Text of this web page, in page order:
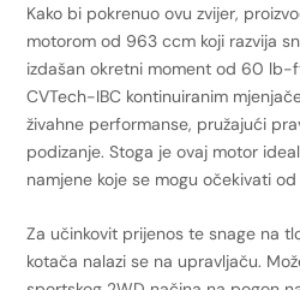
Kako bi pokrenuo ovu zvijer,
motorom od 963 ccm koji razvija
izdašan okretni moment od 60 lb-
CVTech-IBC kontinuiranim
živahne performanse, pružajući
podizanje. Stoga je ovaj motor
namjene koje se mogu očekivati
Za učinkovit prijenos te snage na
kotača nalazi se na upravljaču.